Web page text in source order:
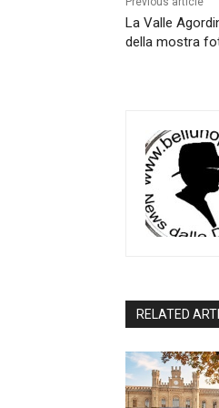
La Valle
della mostra
RELATED